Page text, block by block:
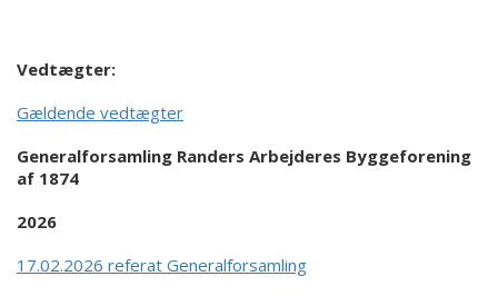
Vedtægter:
Gældende vedtægter
Generalforsamling Randers Arbejderes Byggeforening
af 1874
2026
17.02.2026 referat Generalforsamling